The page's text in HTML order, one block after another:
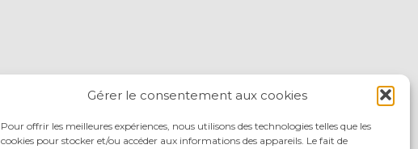
Gérer le consentement aux cookies
Pour offrir les meilleures expériences, nous utilisons des technologies telles que les
cookies pour stocker et/ou accéder aux informations des appareils. Le fait de